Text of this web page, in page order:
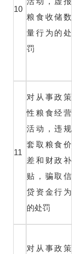
10
粮食收储数
量行为的处
罚
11
对从事政策
性粮食经营
活动，违规
套取粮食价
差和财政补
贴，骗取信
贷资金行为
的处罚
对从事政策